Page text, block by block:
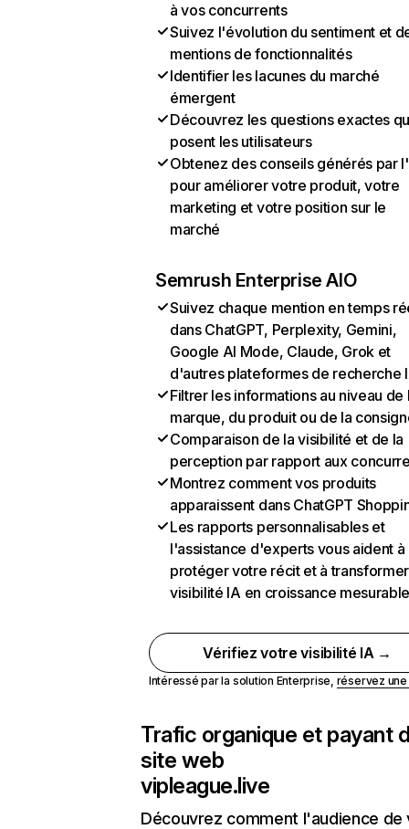
à vos concurrents
Suivez l'évolution du sentiment et
mentions de fonctionnalités
Identifier les lacunes du marché
émergent
Découvrez les questions exactes
posent les utilisateurs
Obtenez des conseils générés par
pour améliorer votre produit, votre
marketing et votre position sur le
marché
Semrush Enterprise AIO
Suivez chaque mention en temps
dans ChatGPT, Perplexity, Gemini,
Google AI Mode, Claude, Grok et
d'autres plateformes de recherche
Filtrer les informations au niveau de
marque, du produit ou de la
Comparaison de la visibilité et de la
perception par rapport aux
Montrez comment vos produits
apparaissent dans ChatGPT
Les rapports personnalisables et
l'assistance d'experts vous aident à
protéger votre récit et à
visibilité IA en croissance
Vérifiez votre visibilité IA →
Intéressé par la solution Enterprise, réservez
Trafic organique et payant
site web
vipleague.live
Découvrez comment l'audience de